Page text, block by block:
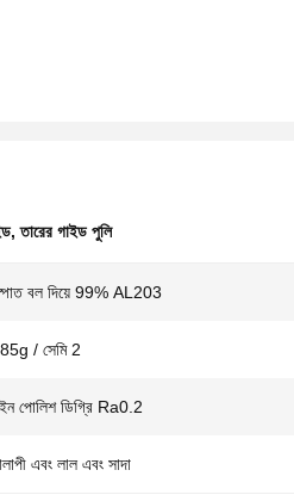
,তারের গাইড পুলি
বল দিয়ে 99% AL203
/ সেমি 2
পোলিশ ডিগ্রি Ra0.2
এবং লাল এবং সাদা